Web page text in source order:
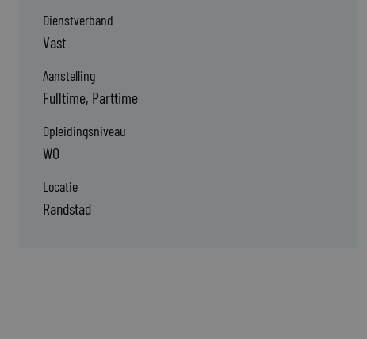
Dienstverband
Vast
Aanstelling
Fulltime, Parttime
Opleidingsniveau
WO
Locatie
Randstad